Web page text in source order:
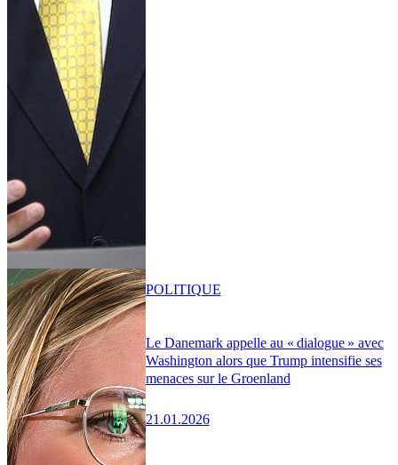
Le Danemark appelle au « dialogue » avec
Washington alors que Trump intensifie ses
menaces sur le Groenland
21.01.2026
POLITIQUE